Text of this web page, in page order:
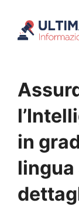
in
lingua